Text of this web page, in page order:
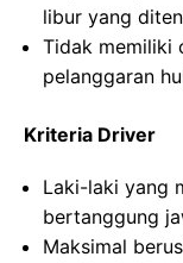
libur yang
Tidak memiliki
pelanggaran
Kriteria Driver
Laki-laki yang
bertanggung
Maksimal